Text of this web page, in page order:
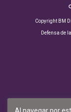
Copyright BM
Defensa de